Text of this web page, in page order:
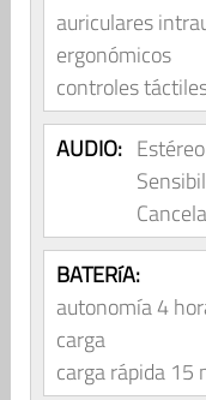
auriculares
ergonómicos
controles
AUDIO: Estéreo
BATERíA:
autonomía 4
carga
carga rápida 15